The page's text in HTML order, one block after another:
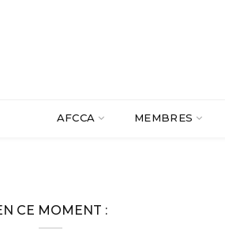
AFCCA MEMBRES
CE MOMENT :